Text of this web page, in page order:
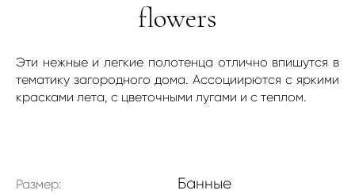
flowers
Эти нежные и легкие полотенца отлично впишутся в
тематику загородного дома. Ассоциирются с яркими
красками лета, с цветочными лугами и с теплом.
Размер: Банные